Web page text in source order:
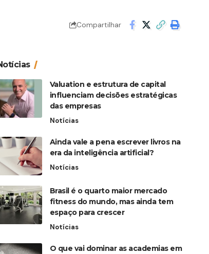
Compartilhar
Valuation e estrutura de capital
influenciam decisões estratégicas
das empresas
Notícias
Ainda vale a pena escrever livros na
era da inteligência artificial?
Notícias
Brasil é o quarto maior mercado
fitness do mundo, mas ainda tem
espaço para crescer
Notícias
O que vai dominar as academias em